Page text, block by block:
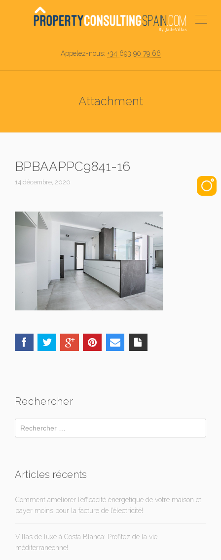
Appelez-nous: +34 693 90 79 66
Attachment
BPBAAPPC9841-16
14 décembre, 2020
Rechercher
Articles récents
Comment améliorer l’efficacité énergétique de votre maison et
payer moins pour la facture de l’électricité!
Villas de luxe à Costa Blanca: Profitez de la vie
méditerranéenne!